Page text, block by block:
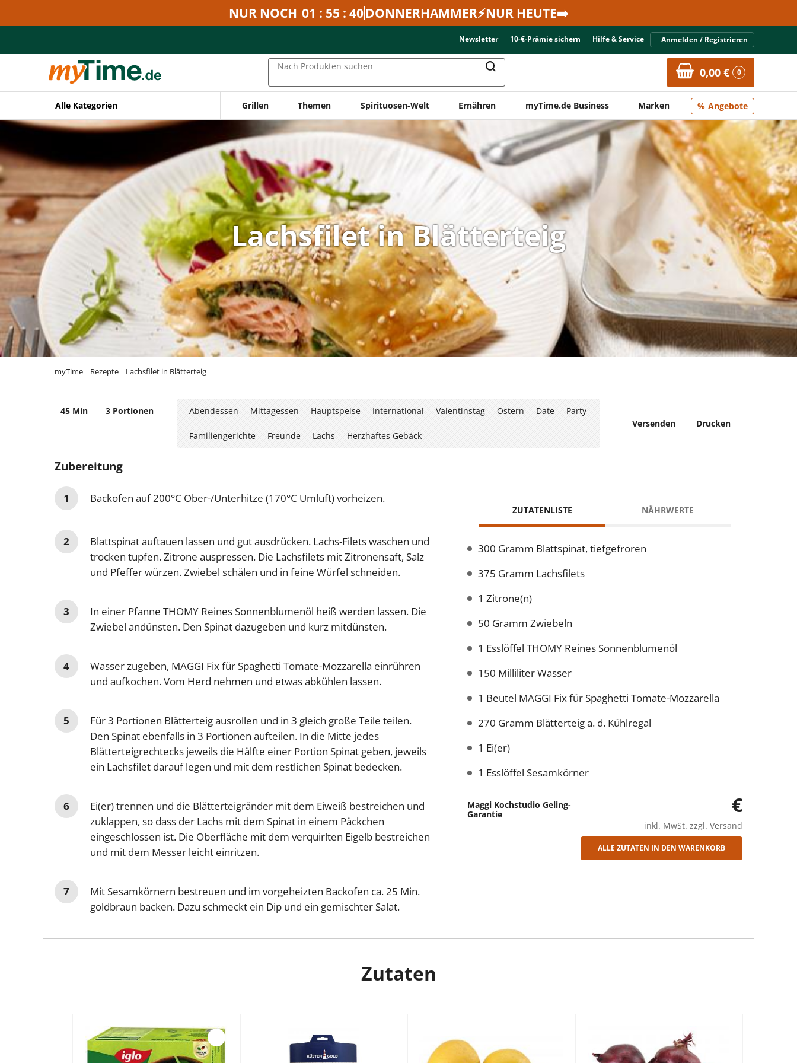
Zur Navigation springen
NUR NOCH 01 : 55 : 40DONNERHAMMER⚡NUR HEUTE➡️
Newsletter 10-€-Prämie sichern Hilfe & Service Anmelden / Registrieren
Nach Produkten suchen 0,00 € 0
Alle Kategorien Grillen Themen Spirituosen-Welt Ernähren myTime.de Business Marken Angebote
Lachsfilet in Blätterteig
myTime Rezepte Lachsfilet in Blätterteig
45 Min 3 Portionen Abendessen Mittagessen Hauptspeise International Valentinstag Ostern Date Party
Familiengerichte Freunde Lachs Herzhaftes Gebäck
Versenden Drucken
Zubereitung
Backofen auf 200°C Ober-/Unterhitze (170°C Umluft) vorheizen.
Blattspinat auftauen lassen und gut ausdrücken. Lachs-Filets waschen und
trocken tupfen. Zitrone auspressen. Die Lachsfilets mit Zitronensaft, Salz
und Pfeffer würzen. Zwiebel schälen und in feine Würfel schneiden.
In einer Pfanne THOMY Reines Sonnenblumenöl heiß werden lassen. Die
Zwiebel andünsten. Den Spinat dazugeben und kurz mitdünsten.
Wasser zugeben, MAGGI Fix für Spaghetti Tomate-Mozzarella einrühren
und aufkochen. Vom Herd nehmen und etwas abkühlen lassen.
Für 3 Portionen Blätterteig ausrollen und in 3 gleich große Teile teilen.
Den Spinat ebenfalls in 3 Portionen aufteilen. In die Mitte jedes
Blätterteigrechtecks jeweils die Hälfte einer Portion Spinat geben, jeweils
ein Lachsfilet darauf legen und mit dem restlichen Spinat bedecken.
Ei(er) trennen und die Blätterteigränder mit dem Eiweiß bestreichen und
zuklappen, so dass der Lachs mit dem Spinat in einem Päckchen
eingeschlossen ist. Die Oberfläche mit dem verquirlten Eigelb bestreichen
und mit dem Messer leicht einritzen.
Mit Sesamkörnern bestreuen und im vorgeheizten Backofen ca. 25 Min.
goldbraun backen. Dazu schmeckt ein Dip und ein gemischter Salat.
ZUTATENLISTE NÄHRWERTE
300 Gramm Blattspinat, tiefgefroren
375 Gramm Lachsfilets
1 Zitrone(n)
50 Gramm Zwiebeln
1 Esslöffel THOMY Reines Sonnenblumenöl
150 Milliliter Wasser
1 Beutel MAGGI Fix für Spaghetti Tomate-Mozzarella
270 Gramm Blätterteig a. d. Kühlregal
1 Ei(er)
1 Esslöffel Sesamkörner
Maggi Kochstudio Geling-
Garantie
€
inkl. MwSt. zzgl. Versand
ALLE ZUTATEN IN DEN WARENKORB
Zutaten